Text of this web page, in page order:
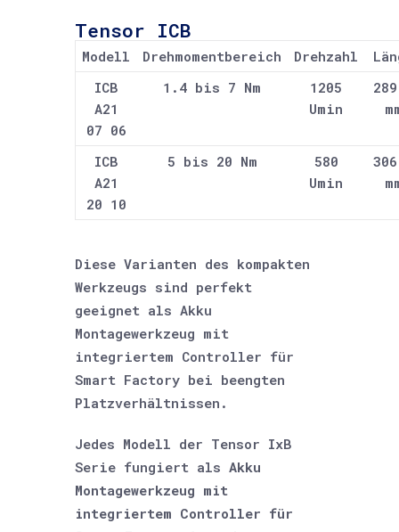
Tensor ICB
Modell Drehmomentbereich Drehzahl
ICB
A21
07 06
1.4 bis 7 Nm
1205
Umin
ICB
A21
20 10
5 bis 20 Nm
580
Umin
Diese Varianten des kompakten
Werkzeugs sind perfekt
geeignet als Akku
Montagewerkzeug mit
integriertem Controller für
Smart Factory bei beengten
Platzverhältnissen.
Jedes Modell der Tensor IxB
Serie fungiert als Akku
Montagewerkzeug mit
integriertem Controller für